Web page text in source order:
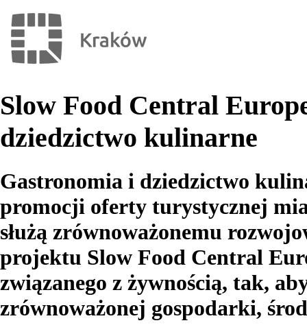
Slow Food Central
dziedzictwo kulinarne
Gastronomia i dziedzictwo
promocji oferty turystycznej
służą zrównoważonemu
projektu Slow Food Central
związanego z żywnością, tak,
zrównoważonej gospodarki,